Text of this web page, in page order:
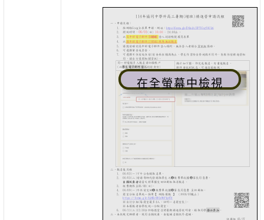
在全螢幕中檢視